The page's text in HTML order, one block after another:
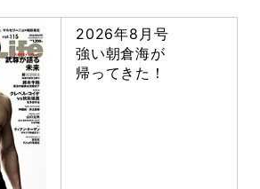
2026年8月号
強い朝倉海が
帰ってきた！